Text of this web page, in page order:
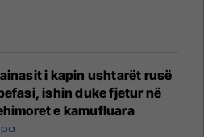
i kapin ushtarët rusë
ishin duke fjetur në
e kamufluara